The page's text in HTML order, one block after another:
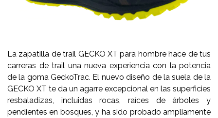
La zapatilla de trail GECKO XT para hombre hace de tus
carreras de trail una nueva experiencia con la potencia
de la goma GeckoTrac. El nuevo diseño de la suela de la
GECKO XT te da un agarre excepcional en las superficies
resbaladizas, incluidas rocas, raíces de árboles y
pendientes en bosques, y ha sido probado ampliamente